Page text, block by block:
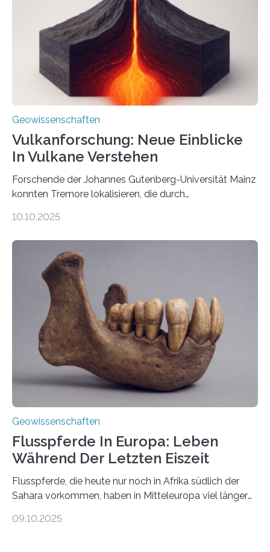
könnten, winzige Schwankungen sowohl in der
Richtung als auch in der Intensität des Erdmagnetfelds
wahrzunehmen. Dadurch konnten sie sich verorten und
über den Ozean navigieren. Vor einigen Jahren…
Geowissenschaften
Vulkanforschung: Neue Einblicke
In Vulkane Verstehen
Forschende der Johannes Gutenberg-Universität Mainz
konnten Tremore lokalisieren, die durch
Vulkan? Was passiert in der Erde darunter? Wo
erzeugt durch Magma oder Gase, die sich durch
Schlote einen Weg nach oben bahnen? Jun.-Prof. Dr.
Miriam Christina Reiss, Vulkanseismologin an der
Johannes Gutenberg-Universität Mainz (JGU), und ihr
Team haben am Vulkan Oldoinyo Lengai in Tansania
solche Tremore lokalisiert. „Wir konnten die Tremore
nicht nur nachweisen, sondern ihren Ort in…
10.10.2025
Geowissenschaften
Flusspferde In Europa: Leben
Während Der Letzten Eiszeit
Flusspferde, die heute nur noch in Afrika südlich der
Sahara vorkommen, haben in Mitteleuropa viel länger
Knochenfunden zeigen, dass Flusspferde noch vor
09.10.2025